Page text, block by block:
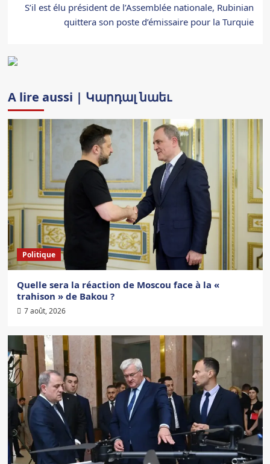
S’il est élu président de l’Assemblée nationale, Rubinian
quittera son poste d’émissaire pour la Turquie
A lire aussi | Կարդալ նաեւ
Politique
Quelle sera la réaction de Moscou face à la «
trahison » de Bakou ?
7 août, 2026